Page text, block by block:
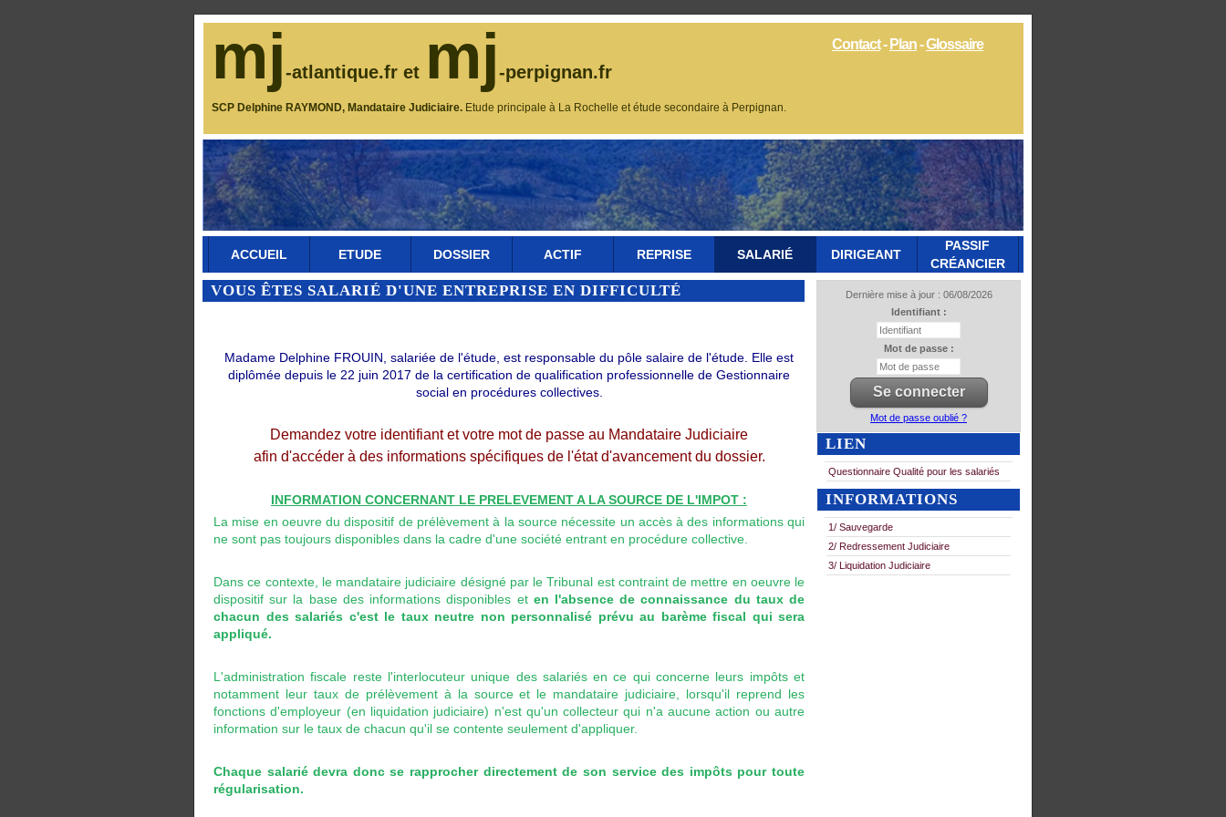
mj-atlantique.fr et mj-perpignan.fr
SCP Delphine RAYMOND, Mandataire Judiciaire. Etude principale à La Rochelle et étude secondaire à Perpignan.
Contact- Plan-Glossaire
ACCUEIL ETUDE DOSSIER ACTIF REPRISE SALARIÉ DIRIGEANT
PASSIF
CRÉANCIER
Dernière mise à jour : 06/08/2026
Identifiant :
Mot de passe :
Mot de passe oublié ?
LIEN
Questionnaire Qualité pour les salariés
INFORMATIONS
1/ Sauvegarde
2/ Redressement Judiciaire
3/ Liquidation Judiciaire
VOUS ÊTES SALARIÉ D'UNE ENTREPRISE EN DIFFICULTÉ
Madame Delphine FROUIN, salariée de l'étude, est responsable du pôle salaire de l'étude. Elle est
diplômée depuis le 22 juin 2017 de la certification de qualification professionnelle de Gestionnaire
social en procédures collectives.
Demandez votre identifiant et votre mot de passe au Mandataire Judiciaire
afin d'accéder à des informations spécifiques de l'état d'avancement du dossier.
INFORMATION CONCERNANT LE PRELEVEMENT A LA SOURCE DE L'IMPOT :
La mise en oeuvre du dispositif de prélèvement à la source nécessite un accès à des informations qui
ne sont pas toujours disponibles dans la cadre d'une société entrant en procédure collective.
Dans ce contexte, le mandataire judiciaire désigné par le Tribunal est contraint de mettre en oeuvre le
dispositif sur la base des informations disponibles et en l'absence de connaissance du taux de
chacun des salariés c'est le taux neutre non personnalisé prévu au barème fiscal qui sera
appliqué.
L'administration fiscale reste l'interlocuteur unique des salariés en ce qui concerne leurs impôts et
notamment leur taux de prélèvement à la source et le mandataire judiciaire, lorsqu'il reprend les
fonctions d'employeur (en liquidation judiciaire) n'est qu'un collecteur qui n'a aucune action ou autre
information sur le taux de chacun qu'il se contente seulement d'appliquer.
Chaque salarié devra donc se rapprocher directement de son service des impôts pour toute
régularisation.